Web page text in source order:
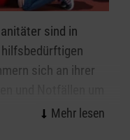
sind in
sich an ihrer